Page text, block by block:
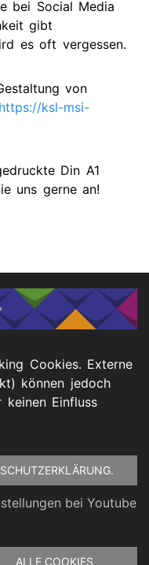
bei Social Media
gibt
es oft vergessen.
von
https://ksl-msi-
Din A1
uns gerne an!
Din A4
Din A4
Cookies. Externe
können jedoch
Einfluss
bei Youtube
ALLE COOKIES